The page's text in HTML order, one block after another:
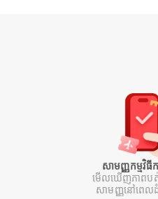
សាមញ្ញកម្មវិធី
មើលឃើញភាពប
សាមញ្ញនៅពេល